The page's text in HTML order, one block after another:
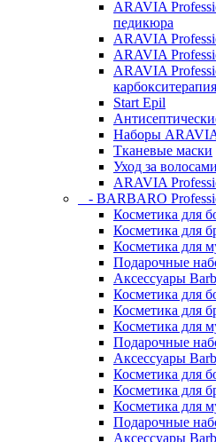
ARAVIA
педикюра
ARAVIA
ARAVIA
ARAVIA
карбокситерапия
Start Epil
Наборы
Тканевые маски
Уход за
ARAVIA
- BARBARO
Косметика для
Косметика для
Косметика для
Подарочные
Аксессуары
Косметика для
Косметика для
Косметика для
Подарочные
Аксессуары
Косметика для
Косметика для
Косметика для
Подарочные
Аксессуары